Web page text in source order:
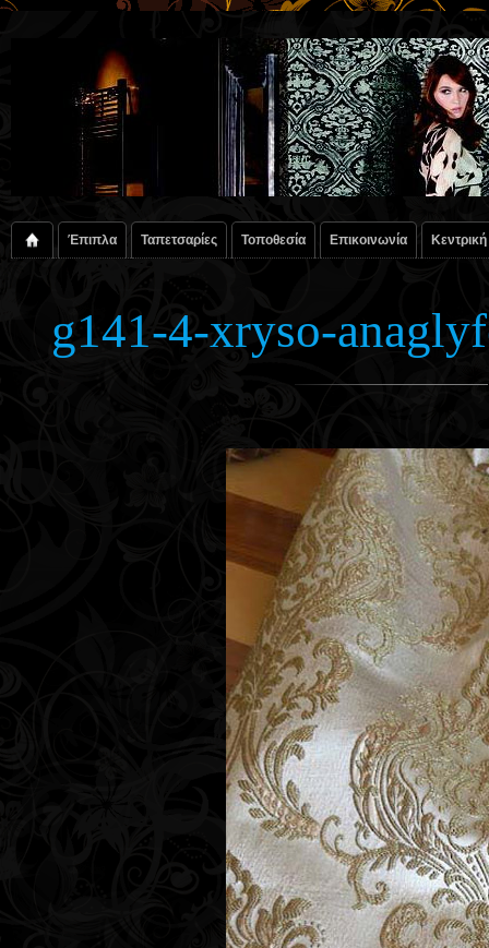
Έπιπλα Ταπετσαρίες Τοποθεσία Επικοινωνία Κεντρική
g141-4-xryso-